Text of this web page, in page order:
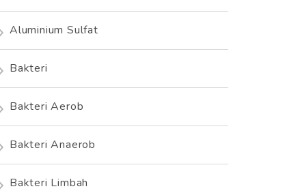
Aluminium Sulfat
Bakteri
Bakteri Aerob
Bakteri Anaerob
Bakteri Limbah